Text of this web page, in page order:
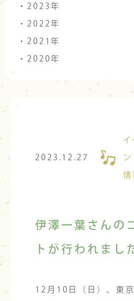
2023.12.27
イ
ン
情
伊澤一葉さんの
トが行われまし
12月10日（日）、東
・2023年
・2022年
・2021年
・2020年